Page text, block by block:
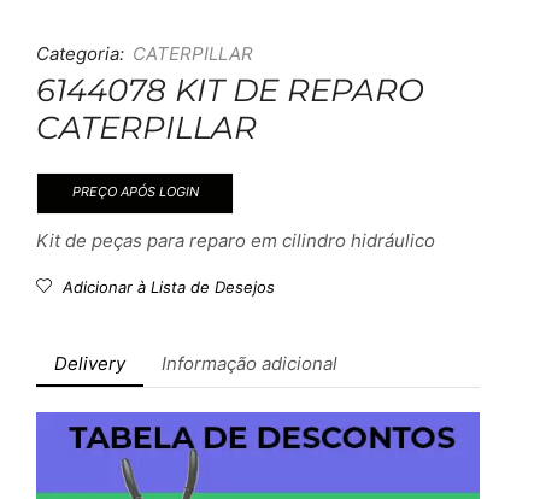
Categoria: CATERPILLAR
6144078 KIT DE REPARO
CATERPILLAR
PREÇO APÓS LOGIN
Kit de peças para reparo em cilindro hidráulico
Adicionar à Lista de Desejos
Delivery Informação adicional